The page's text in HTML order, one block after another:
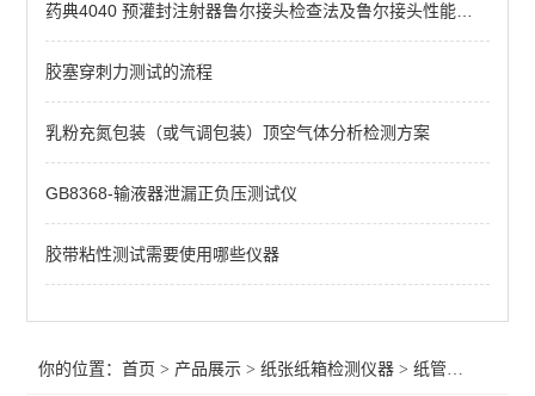
落球冲击试验机
TVP热冲击试验机
落镖冲击试验机
全自动压缩强度测试仪
跌落试验机
药典4040 预灌封注射器鲁尔接头检查法及鲁尔接头性能测试仪介绍
胶塞穿刺力测试的流程
乳粉充氮包装（或气调包装）顶空气体分析检测方案
GB8368-输液器泄漏正负压测试仪
胶带粘性测试需要使用哪些仪器
你的位置：首页 > 产品展示 >纸张纸箱检测仪器 >纸管压强平度检验仪